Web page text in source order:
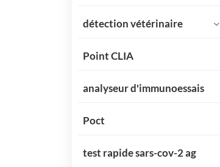
détection vétérinaire
Point CLIA
analyseur d'immunoessais
Poct
test rapide sars-cov-2 ag